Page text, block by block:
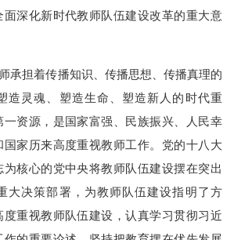
化新时代教师队伍建设改革的重大意
担着传播知识、传播思想、传播真理的
造灵魂、塑造生命、塑造新人的时代重
资源，是国家富强、民族振兴、人民幸
家历来高度重视教师工作。党的十八大
为核心的党中央将教师队伍建设摆在突出
大决策部署，为教师队伍建设指明了方
重视教师队伍建设，认真学习贯彻习近